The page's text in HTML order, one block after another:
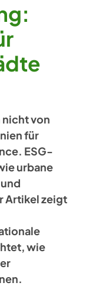
von
für
ESG-
urbane
Artikel zeigt
wie